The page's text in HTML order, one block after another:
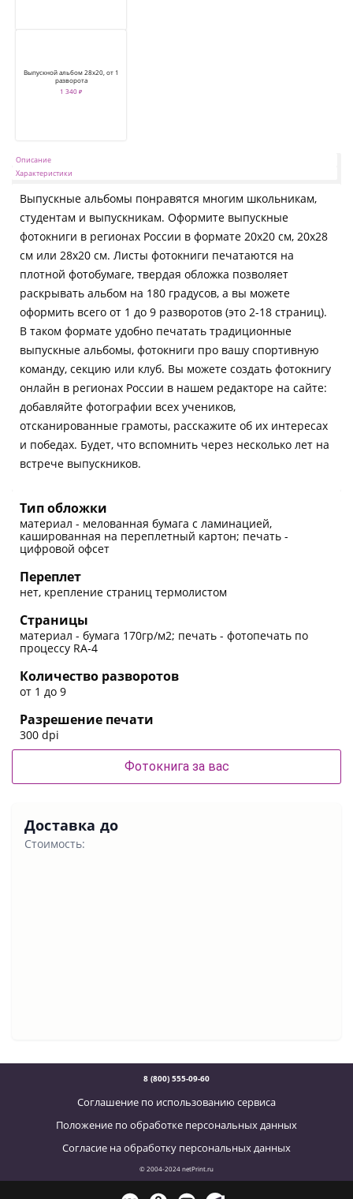
Выпускной альбом 28х20, от 1
разворота
1 340 ₽
Описание
Характеристики
Выпускные альбомы понравятся многим школьникам,
студентам и выпускникам. Оформите выпускные
фотокниги в регионах России в формате 20х20 см, 20х28
см или 28х20 см. Листы фотокниги печатаются на
плотной фотобумаге, твердая обложка позволяет
раскрывать альбом на 180 градусов, а вы можете
оформить всего от 1 до 9 разворотов (это 2-18 страниц).
В таком формате удобно печатать традиционные
выпускные альбомы, фотокниги про вашу спортивную
команду, секцию или клуб. Вы можете создать фотокнигу
онлайн в регионах России в нашем редакторе на сайте:
добавляйте фотографии всех учеников,
отсканированные грамоты, расскажите об их интересах
и победах. Будет, что вспомнить через несколько лет на
встрече выпускников.
Тип обложки
материал - мелованная бумага с ламинацией,
кашированная на переплетный картон; печать -
цифровой офсет
Переплет
нет, крепление страниц термолистом
Страницы
материал - бумага 170гр/м2; печать - фотопечать по
процессу RA-4
Количество разворотов
от 1 до 9
Разрешение печати
300 dpi
Фотокнига за вас
Доставка до
Стоимость:
8 (800) 555-09-60
Соглашение по использованию сервиса
Положение по обработке персональных данных
Согласие на обработку персональных данных
© 2004-2024 netPrint.ru